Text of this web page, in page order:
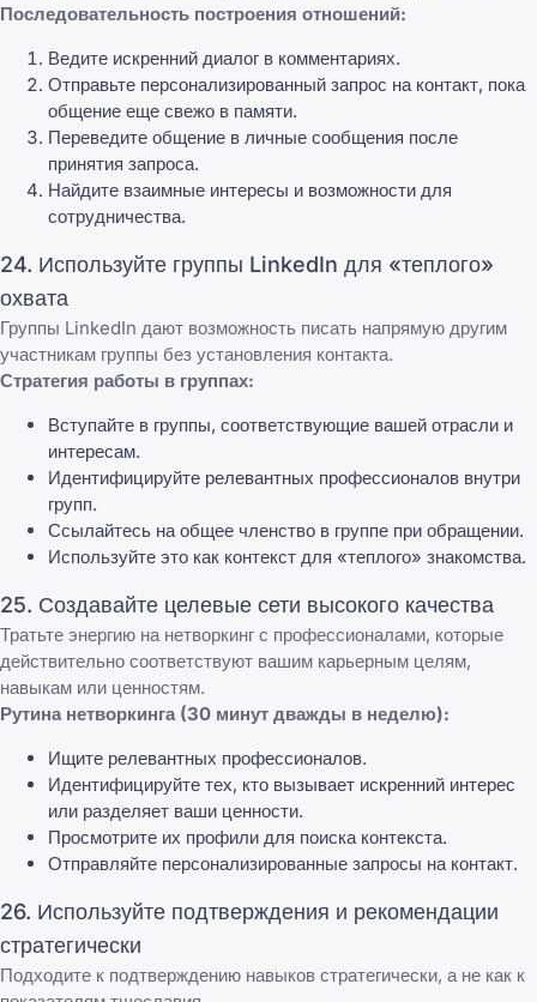
Последовательность построения отношений:
Ведите искренний диалог в комментариях.
Отправьте персонализированный запрос на контакт, пока
общение еще свежо в памяти.
Переведите общение в личные сообщения после
принятия запроса.
Найдите взаимные интересы и возможности для
сотрудничества.
24. Используйте группы LinkedIn для «теплого»
охвата
Группы LinkedIn дают возможность писать напрямую другим
участникам группы без установления контакта.
Стратегия работы в группах:
Вступайте в группы, соответствующие вашей отрасли и
интересам.
Идентифицируйте релевантных профессионалов внутри
групп.
Ссылайтесь на общее членство в группе при обращении.
Используйте это как контекст для «теплого» знакомства.
25. Создавайте целевые сети высокого качества
Тратьте энергию на нетворкинг с профессионалами, которые
действительно соответствуют вашим карьерным целям,
навыкам или ценностям.
Рутина нетворкинга (30 минут дважды в неделю):
Ищите релевантных профессионалов.
Идентифицируйте тех, кто вызывает искренний интерес
или разделяет ваши ценности.
Просмотрите их профили для поиска контекста.
Отправляйте персонализированные запросы на контакт.
26. Используйте подтверждения и рекомендации
стратегически
Подходите к подтверждению навыков стратегически, а не как к